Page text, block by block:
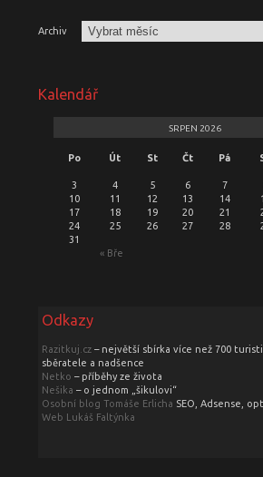
Archiv
Kalendář
SRPEN 2026
Po Út St Čt Pá
« Bře
3
4 5 6 7
10
11 12 13 14
17
18 19 20 21
24
25 26 27 28
31
Odkazy
Razitkuj.cz– největší sbírka více než 700
sběratele a nadšence
Netko – příběhy ze života
Nešika – o jednom „šikulovi“
Osobní blog Tomáše Erlicha SEO, Adsense,
Web Lukáš Faltýnka